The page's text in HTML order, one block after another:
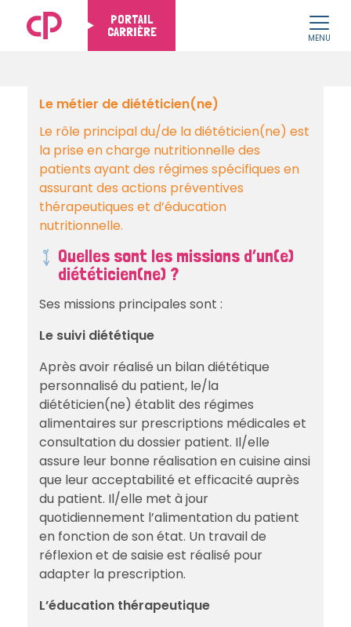
PORTAIL
CARRIÈRE
MENU
Le métier de diététicien(ne)
Le rôle principal du/de la diététicien(ne) est
la prise en charge nutritionnelle des
patients ayant des régimes spécifiques en
assurant des actions préventives
thérapeutiques et d’éducation
nutritionnelle.
Quelles sont les missions d’un(e)
diététicien(ne) ?
Ses missions principales sont :
Le suivi diététique
Après avoir réalisé un bilan diététique
personnalisé du patient, le/la
diététicien(ne) établit des régimes
alimentaires sur prescriptions médicales et
consultation du dossier patient. Il/elle
assure leur bonne réalisation en cuisine ainsi
que leur acceptabilité et efficacité auprès
du patient. Il/elle met à jour
quotidiennement l’alimentation du patient
en fonction de son état. Un travail de
réflexion et de saisie est réalisé pour
adapter la prescription.
L’éducation thérapeutique